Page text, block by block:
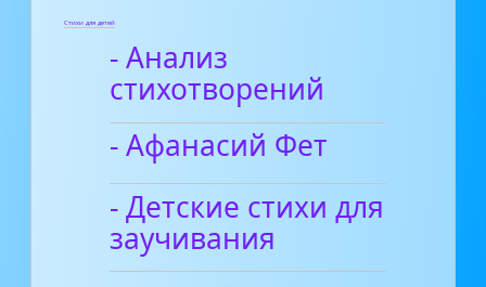
Стихи для детей
- Анализ
стихотворений
- Афанасий Фет
- Детские стихи для
заучивания